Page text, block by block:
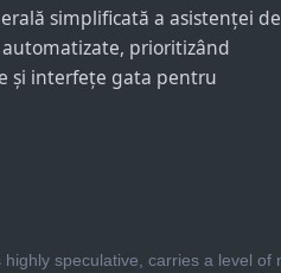
simplificată a asistenței de
prioritizând
și interfețe gata pentru